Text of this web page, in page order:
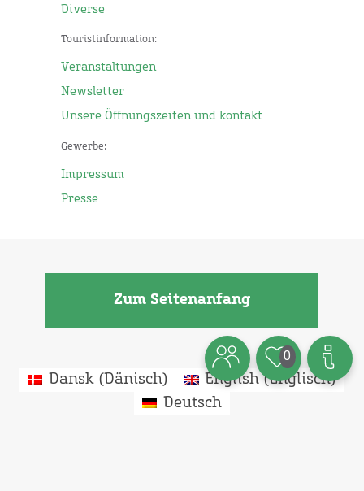
Diverse
Touristinformation:
Veranstaltungen
Newsletter
Unsere Öffnungszeiten und kontakt
Gewerbe:
Impressum
Presse
Zum Seitenanfang
0
Dansk( Dänisch) English(Englisch)
Deutsch